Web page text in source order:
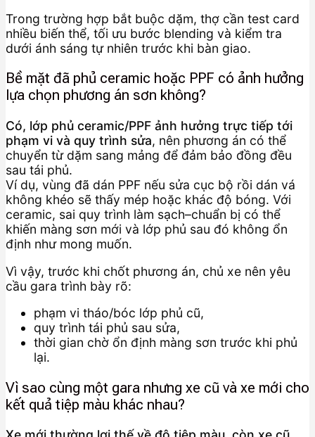
Trong trường hợp bắt buộc dặm, thợ cần test card
nhiều biến thể, tối ưu bước blending và kiểm tra
dưới ánh sáng tự nhiên trước khi bàn giao.
Bề mặt đã phủ ceramic hoặc PPF có ảnh hưởng
lựa chọn phương án sơn không?
Có, lớp phủ ceramic/PPF ảnh hưởng trực tiếp tới
phạm vi và quy trình sửa, nên phương án có thể
chuyển từ dặm sang mảng để đảm bảo đồng đều
sau tái phủ.
Ví dụ, vùng đã dán PPF nếu sửa cục bộ rồi dán vá
không khéo sẽ thấy mép hoặc khác độ bóng. Với
ceramic, sai quy trình làm sạch–chuẩn bị có thể
khiến màng sơn mới và lớp phủ sau đó không ổn
định như mong muốn.
Vì vậy, trước khi chốt phương án, chủ xe nên yêu
cầu gara trình bày rõ:
phạm vi tháo/bóc lớp phủ cũ,
quy trình tái phủ sau sửa,
thời gian chờ ổn định màng sơn trước khi phủ
lại.
Vì sao cùng một gara nhưng xe cũ và xe mới cho
kết quả tiệp màu khác nhau?